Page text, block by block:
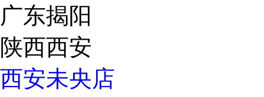
广东揭阳
陕西西安
西安未央店